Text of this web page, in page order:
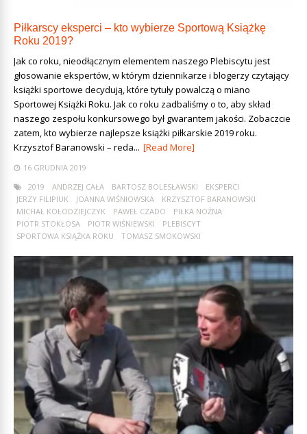
Piłkarscy eksperci – kto wybierze Sportową Książkę
Roku 2019?
Jak co roku, nieodłącznym elementem naszego Plebiscytu jest
głosowanie ekspertów, w którym dziennikarze i blogerzy czytający
książki sportowe decydują, które tytuły powalczą o miano
Sportowej Książki Roku. Jak co roku zadbaliśmy o to, aby skład
naszego zespołu konkursowego był gwarantem jakości. Zobaczcie
zatem, kto wybierze najlepsze książki piłkarskie 2019 roku.
Krzysztof Baranowski – reda... [Read More]
16 GRUDNIA 2019
2019
ANDRZEJ CAŁA BARTOSZ BOLESŁAWSKI
EKSPERCI
JERZY FILIPIUK
JOANNA WIŚNIOWSKA
KRZYSZTOF BARANOWSKI
MICHAŁ KOŁODZIEJCZYK
PAWEŁ CZADO
PIŁKA NOŻNA
PIOTR STOKŁOSA
PIOTR WIŚNIEWSKI
PLEBISCYT
SPORTOWA KSIĄŻKA ROKU
TOMASZ SMOKOWSKI